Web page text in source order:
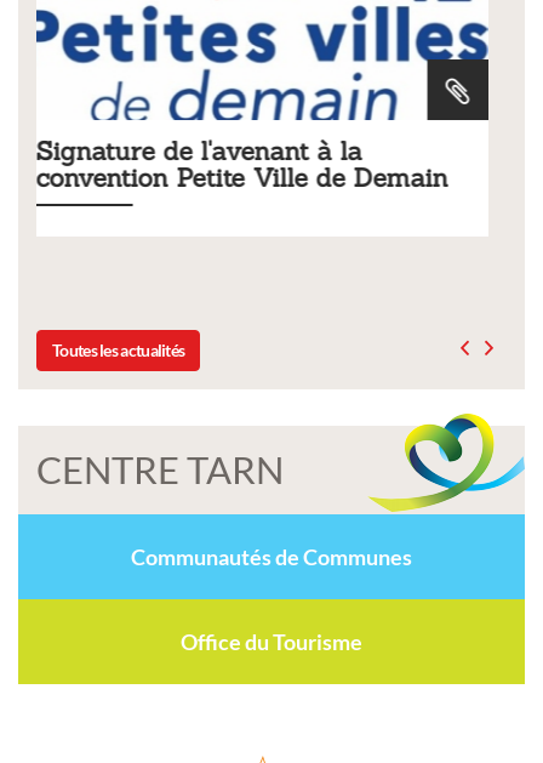
Tarifs 2026 des services
municipaux
Toutes les actualités
CENTRE TARN
Communautés de Communes
Office du Tourisme